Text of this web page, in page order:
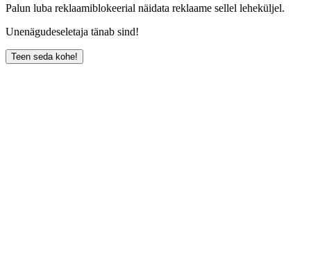
Palun luba reklaamiblokeerial näidata reklaame sellel leheküljel.
Unenägudeseletaja tänab sind!
Teen seda kohe!